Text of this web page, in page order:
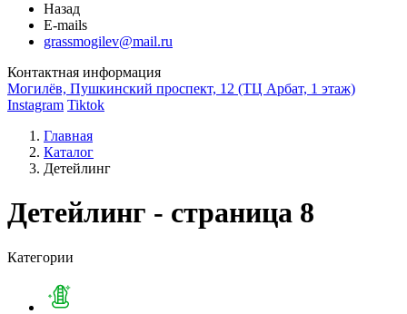
Назад
E-mails
grassmogilev@mail.ru
Контактная информация
Могилёв, Пушкинский проспект, 12 (ТЦ Арбат, 1 этаж)
Instagram Tiktok
Главная
Каталог
Детейлинг
Детейлинг - страница 8
Категории